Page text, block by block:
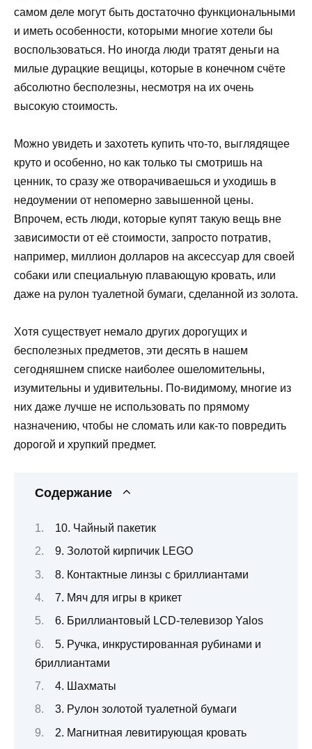
самом деле могут быть достаточно функциональными
и иметь особенности, которыми многие хотели бы
воспользоваться. Но иногда люди тратят деньги на
милые дурацкие вещицы, которые в конечном счёте
абсолютно бесполезны, несмотря на их очень
высокую стоимость.
Можно увидеть и захотеть купить что-то, выглядящее
круто и особенно, но как только ты смотришь на
ценник, то сразу же отворачиваешься и уходишь в
недоумении от непомерно завышенной цены.
Впрочем, есть люди, которые купят такую вещь вне
зависимости от её стоимости, запросто потратив,
например, миллион долларов на аксессуар для своей
собаки или специальную плавающую кровать, или
даже на рулон туалетной бумаги, сделанной из золота.
Хотя существует немало других дорогущих и
бесполезных предметов, эти десять в нашем
сегодняшнем списке наиболее ошеломительны,
изумительны и удивительны. По-видимому, многие из
них даже лучше не использовать по прямому
назначению, чтобы не сломать или как-то повредить
дорогой и хрупкий предмет.
Содержание
10. Чайный пакетик
9. Золотой кирпичик LEGO
8. Контактные линзы с бриллиантами
7. Мяч для игры в крикет
6. Бриллиантовый LCD-телевизор Yalos
5. Ручка, инкрустированная рубинами и
бриллиантами
4. Шахматы
3. Рулон золотой туалетной бумаги
2. Магнитная левитирующая кровать